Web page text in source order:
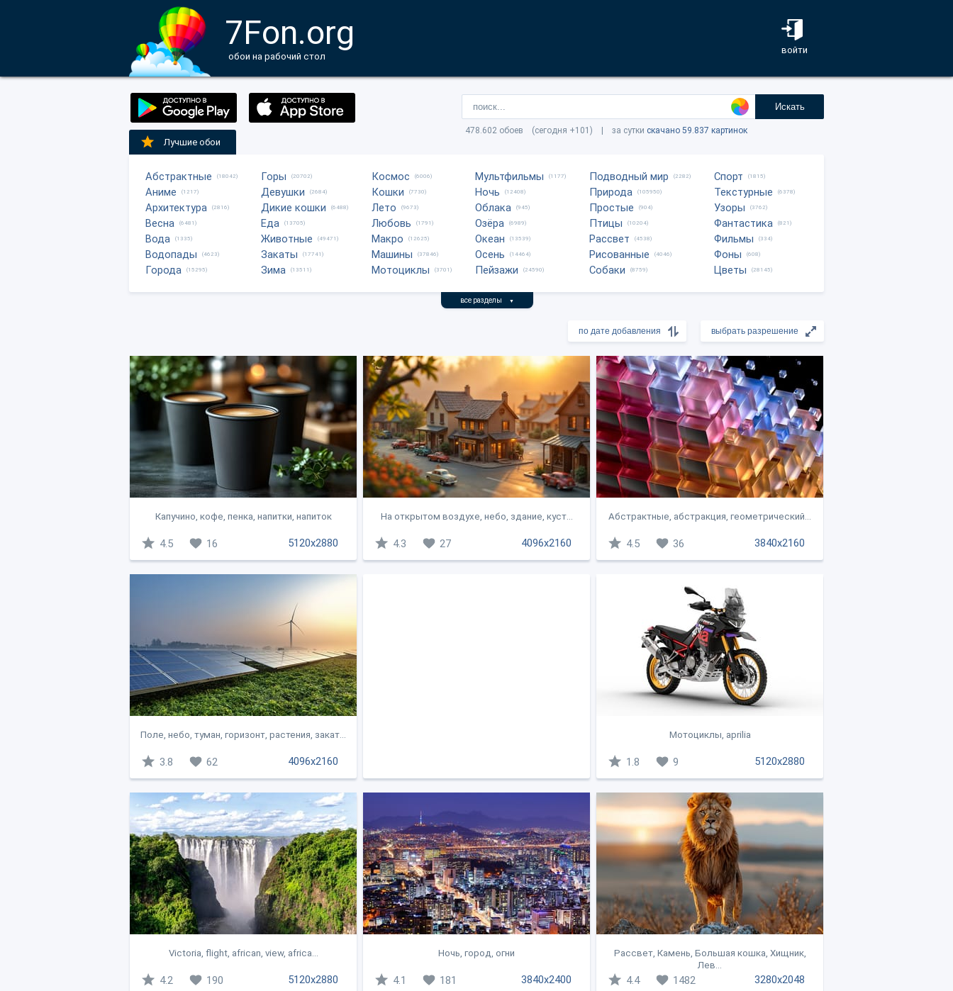
7Fon.org
обои на рабочий стол
войти
Искать
478.602 обоев (сегодня +101) | за сутки скачано 59.837 картинок
Лучшие обои
Абстрактные (18042)
Аниме (1217)
Архитектура (2816)
Весна (6481)
Вода (1335)
Водопады (4623)
Города (15295)
Горы (20702)
Девушки (2684)
Дикие кошки (6488)
Еда (13705)
Животные (49471)
Закаты (17741)
Зима (13511)
Космос (6006)
Кошки (7730)
Лето (9673)
Любовь (1791)
Макро (12625)
Машины (37846)
Мотоциклы (3701)
Мультфильмы (1177)
Ночь (12408)
Облака (945)
Озёра (6989)
Океан (13539)
Осень (14464)
Пейзажи (24590)
Подводный мир (2282)
Природа (105950)
Простые (904)
Птицы (10204)
Рассвет (4538)
Рисованные (4046)
Собаки (8759)
Спорт (1815)
Текстурные (6378)
Узоры (3762)
Фантастика (821)
Фильмы (334)
Фоны (608)
Цветы (28145)
все разделы ▼
Капучино, кофе, пенка, напитки, напиток
5120x2880
4.5 16
На открытом воздухе, небо, здание, куст...
4096x2160
4.3 27
Абстрактные, абстракция, геометрический...
3840x2160
4.5 36
Поле, небо, туман, горизонт, растения, закат...
4096x2160
3.8 62
Мотоциклы, aprilia
5120x2880
1.8 9
Victoria, flight, african, view, africa...
5120x2880
4.2 190
Ночь, город, огни
3840x2400
4.1 181
Рассвет, Камень, Большая кошка, Хищник,
Лев...
3280x2048
4.4 1482